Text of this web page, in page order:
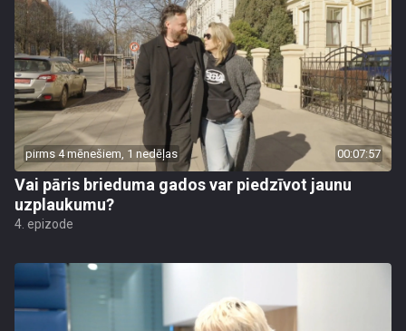
pirms 4 mēnešiem, 1 nedēļas 00:07:57
Vai pāris brieduma gados var piedzīvot jaunu
uzplaukumu?
4. epizode